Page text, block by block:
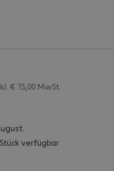
€ 15,00 MwSt.
verfügbar